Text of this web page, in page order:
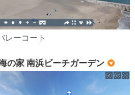
レーコート
の家 南浜ビーチガーデン